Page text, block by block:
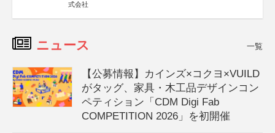
式会社
ニュース 一覧
【公募情報】カインズ×コクヨ×VUILD
がタッグ、家具・木工品デザインコン
ペティション「CDM Digi Fab
COMPETITION 2026」を初開催